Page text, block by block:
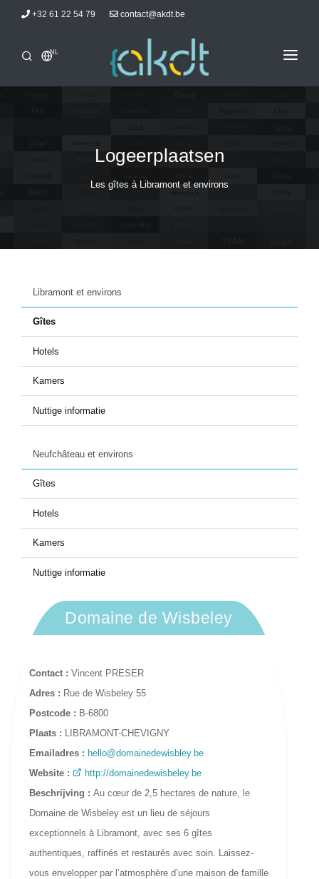
+32 61 22 54 79 contact@akdt.be
NL
ONTHAAL
Logeerplaatsen
Les gîtes à Libramont et environs
Libramont et environs
Gîtes
Hotels
Kamers
Nuttige informatie
Neufchâteau et environs
Gîtes
Hotels
Kamers
Nuttige informatie
Domaine de Wisbeley
Contact : Vincent PRESER
Adres : Rue de Wisbeley 55
Postcode : B-6800
Plaats : LIBRAMONT-CHEVIGNY
Emailadres : hello@domainedewisbley.be
Website :
http://domainedewisbeley.be
Beschrijving : Au cœur de 2,5 hectares de nature, le
Domaine de Wisbeley est un lieu de séjours
exceptionnels à Libramont, avec ses 6 gîtes
authentiques, raffinés et restaurés avec soin. Laissez-
vous envelopper par l’atmosphère d’une maison de famille